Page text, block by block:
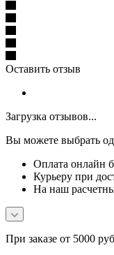
Оставить отзыв
Загрузка отзывов...
Вы можете выбрать
Оплата онлайн
Курьеру при
На наш
При заказе от 5000